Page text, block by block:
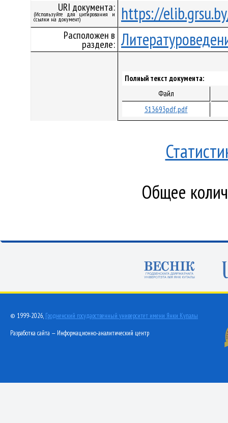
URI документа:
(Используйте для цитирования и
ссылки на документ) https://
Расположен в
разделе:
Полный текст документа:
Файл
513693pdf.pdf
Общее
© 1999-2026, Гродненский государственный университет имени Янки Купалы
Разработка сайта — Информационно-аналитический центр